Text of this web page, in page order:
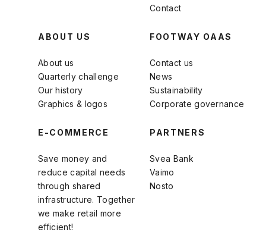
Contact
ABOUT US
About us
Quarterly challenge
Our history
Graphics & logos
FOOTWAY OAAS
Contact us
News
Sustainability
Corporate governance
E-COMMERCE
Save money and
reduce capital needs
through shared
infrastructure. Together
we make retail more
efficient!
PARTNERS
Svea Bank
Vaimo
Nosto